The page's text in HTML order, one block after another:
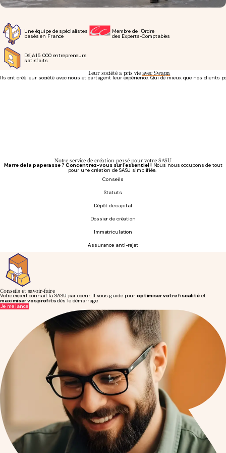
Une équipe de spécialistes
basés en France
Membre de l’Ordre
des Experts-Comptables
Déjà 15 000 entrepreneurs
satisfaits
Leur société a pris vie avec Swapn
Ils ont créé leur société avec nous et partagent leur expérience. Qui de mieux que nos clients
Se concentrer pleinement sur son activité - Phil T.
Notre service de création pensé pour votre SASU
Marre de la paperasse ? Concentrez-vous sur l'essentiel !Nous nous occupons de tout
pour une création de SASU simplifiée.
Conseils
Statuts
Dépôt de capital
Dossier de création
Immatriculation
Assurance anti-rejet
Conseils et savoir-faire
Votre expert connaît la SASU par coeur. Il vous guide pour optimiser votre fiscalitéet
maximiser vos profitsdès le démarrage.
Je me lance